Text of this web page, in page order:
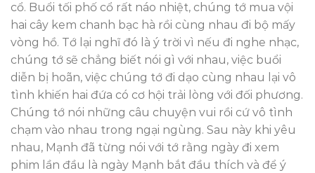
cổ. Buổi tối phố cổ rất náo nhiệt, chúng tớ mua vội
hai cây kem chanh bạc hà rồi cùng nhau đi bộ mấy
vòng hồ. Tớ lại nghĩ đó là ý trời vì nếu đi nghe nhạc,
chúng tớ sẽ chẳng biết nói gì với nhau, việc buổi
diễn bị hoãn, việc chúng tớ đi dạo cùng nhau lại vô
tình khiến hai đứa có cơ hội trải lòng với đối phương.
Chúng tớ nói những câu chuyện vui rồi cứ vô tình
chạm vào nhau trong ngại ngùng. Sau này khi yêu
nhau, Mạnh đã từng nói với tớ rằng ngày đi xem
phim lần đầu là ngày Mạnh bắt đầu thích và để ý